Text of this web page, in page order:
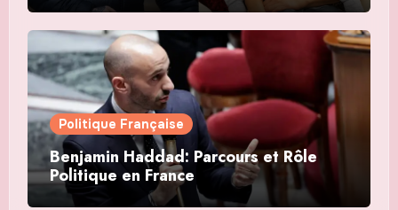
Politique Française
Benjamin Haddad: Parcours et Rôle
Politique en France